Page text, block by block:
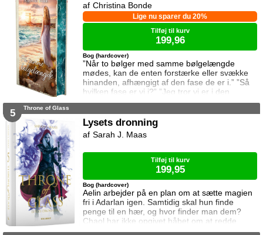
”Når to bølger med samme bølgelængde
mødes, kan de enten forstærke eller svække
hinanden, afhængigt af den fase de er i.” ”Så
hvilken fase er vi i?” ”Jeg tror vi er i den
samme fase.” To ting er vigtige for Elina da
sætte sin afdøde fars hus til salg. Salget skal
gå hurtigt, og hendes ophold skal være kort.
Elina har ikke besøgt byen siden hendes far
Bog (hardcover)
Lige nu sparer du 20%
Christina Bonde
Tilføj til kurv
199,96
5 Throne of Glass
Lysets dronning
Aelin arbejder på en plan om at sætte magien
fri i Adarlan igen. Samtidig skal hun finde
penge til en hær, og hvor finder man dem?
Chaol har ikke opgivet håbet om at redde
Dorian. Det bliver dog konstant sværere at
Bog (hardcover)
Sarah J. Maas
Tilføj til kurv
199,95